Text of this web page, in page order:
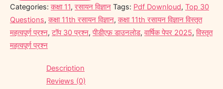
Categories:कक्षा 11,रसायन विज्ञान Tags: Pdf Downloud, Top 30
Questions,कक्षा 11th रसायन विज्ञान,कक्षा 11th रसायन विज्ञान विस्तृत
महत्वपूर्ण प्रश्न,टॉप 30 प्रश्न,पीडीएफ़ डाउनलोड,वार्षिक पेपर 2025,विस्तृत
महत्वपूर्ण प्रश्न
Description
Reviews (0)